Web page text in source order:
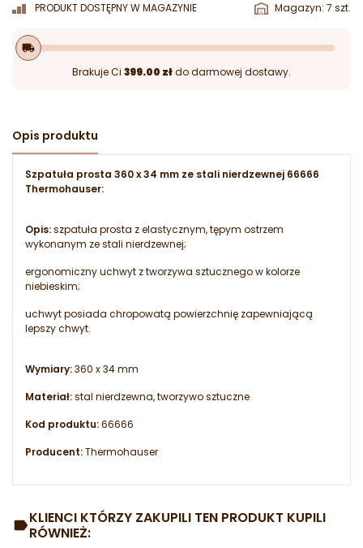
PRODUKT DOSTĘPNY W MAGAZYNIE Magazyn: 7 szt.
local_shipping
Brakuje Ci 399.00 złdo darmowej dostawy.
Opis produktu
Szpatuła prosta 360 x 34 mm ze stali nierdzewnej 66666
Thermohauser:
Opis:szpatuła prosta z elastycznym, tępym ostrzem
wykonanym ze stali nierdzewnej;
ergonomiczny uchwyt z tworzywa sztucznego w kolorze
niebieskim;
uchwyt posiada chropowatą powierzchnię zapewniającą
lepszy chwyt.
Wymiary:360 x 34 mm
Materiał:stal nierdzewna, tworzywo sztuczne
Kod produktu:66666
Producent:Thermohauser
KLIENCI KTÓRZY ZAKUPILI TEN PRODUKT KUPILI
RÓWNIEŻ: